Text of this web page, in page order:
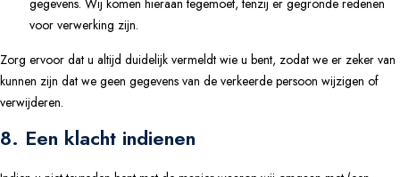
gegevens. Wij komen hieraan tegemoet, tenzij er gegronde redenen
voor verwerking zijn.
Zorg ervoor dat u altijd duidelijk vermeldt wie u bent, zodat we er zeker van
kunnen zijn dat we geen gegevens van de verkeerde persoon wijzigen of
verwijderen.
8. Een klacht indienen